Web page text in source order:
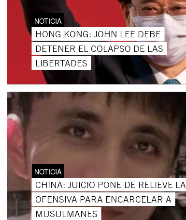
NOTICIA
HONG KONG: JOHN LEE DEBE
DETENER EL COLAPSO DE LAS
LIBERTADES
NOTICIA
CHINA: JUICIO PONE DE RELIEVE LA
OFENSIVA PARA ENCARCELAR A
MUSULMANES